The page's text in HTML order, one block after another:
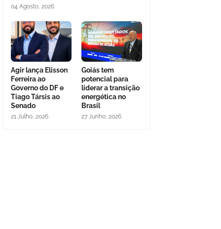
04 Agosto, 2026
Agir lança Elisson
Ferreira ao
Governo do DF e
Tiago Társis ao
Senado
21 Julho, 2026
Goiás tem
potencial para
liderar a transição
energética no
Brasil
27 Junho, 2026